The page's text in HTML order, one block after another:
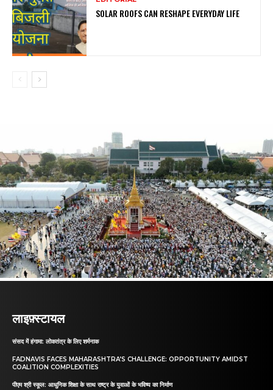
SOLAR ROOFS CAN RESHAPE EVERYDAY LIFE
लाइफ़्स्टायल
संसद में हंगामा: लोकतंत्र के लिए शर्मनाक
FADNAVIS FACES MAHARASHTRA’S CHALLENGE: OPPORTUNITY AMIDST
COALITION COMPLEXITIES
पीएम श्री स्कूल: आधुनिक शिक्षा के साथ राष्ट्र के युवाओं के भविष्य का निर्माण